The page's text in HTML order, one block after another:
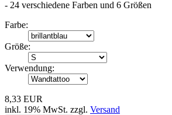
- 24 verschiedene Farben und 6 Größen
Farbe:
Größe:
Verwendung:
8,33 EUR
inkl. 19% MwSt. zzgl. Versand